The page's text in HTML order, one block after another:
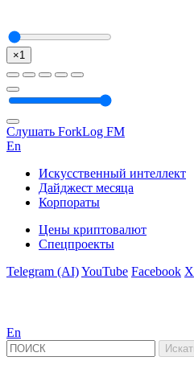
×1
Слушать ForkLog FM
En
Искусственный интеллект
Дайджест месяца
Корпораты
Цены криптовалют
Спецпроекты
Telegram (AI)YouTube Facebook X
En